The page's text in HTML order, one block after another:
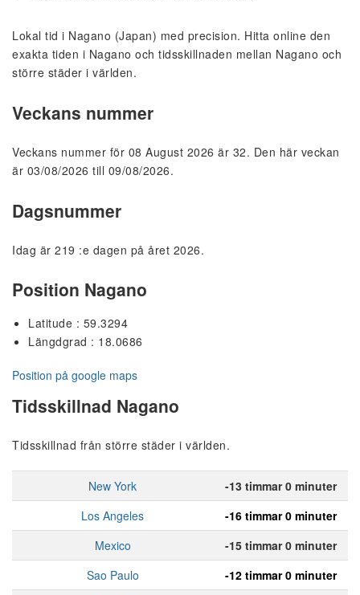
Lokal tid i Nagano (Japan) med precision. Hitta online den
exakta tiden i Nagano och tidsskillnaden mellan Nagano och
större städer i världen.
Veckans nummer
Veckans nummer för 08 August 2026 är 32. Den här veckan
är 03/08/2026 till 09/08/2026.
Dagsnummer
Idag är 219 :e dagen på året 2026.
Position Nagano
Latitude : 59.3294
Längdgrad : 18.0686
Position på google maps
Tidsskillnad Nagano
Tidsskillnad från större städer i världen.
New York
-13 timmar 0 minuter
Los Angeles
-16 timmar 0 minuter
Mexico
-15 timmar 0 minuter
Sao Paulo
-12 timmar 0 minuter